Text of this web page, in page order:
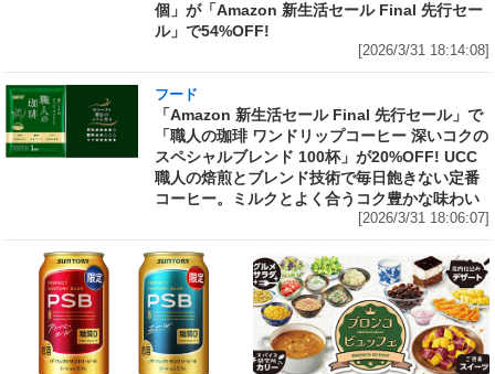
個」が「Amazon 新生活セール Final 先行セー
ル」で54%OFF!
[2026/3/31 18:14:08]
フード
「Amazon 新生活セール Final 先行セール」で
「職人の珈琲 ワンドリップコーヒー 深いコクの
スペシャルブレンド 100杯」が20%OFF! UCC
職人の焙煎とブレンド技術で毎日飽きない定番
コーヒー。ミルクとよく合うコク豊かな味わい
[2026/3/31 18:06:07]